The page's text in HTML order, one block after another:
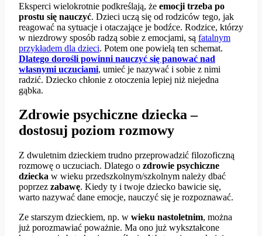
Eksperci wielokrotnie podkreślają, że emocji trzeba po
prostu się nauczyć. Dzieci uczą się od rodziców tego, jak
reagować na sytuacje i otaczające je bodźce. Rodzice, którzy
w niezdrowy sposób radzą sobie z emocjami, są fatalnym
przykładem dla dzieci. Potem one powielą ten schemat.
Dlatego dorośli powinni nauczyć się panować nad
własnymi uczuciami, umieć je nazywać i sobie z nimi
radzić. Dziecko chłonie z otoczenia lepiej niż niejedna
gąbka.
Zdrowie psychiczne dziecka –
dostosuj poziom rozmowy
Z dwuletnim dzieckiem trudno przeprowadzić filozoficzną
rozmowę o uczuciach. Dlatego o zdrowie psychiczne
dziecka w wieku przedszkolnym/szkolnym należy dbać
poprzez zabawę. Kiedy ty i twoje dziecko bawicie się,
warto nazywać dane emocje, nauczyć się je rozpoznawać.
Ze starszym dzieckiem, np. w wieku nastoletnim, można
już porozmawiać poważnie. Ma ono już wykształcone